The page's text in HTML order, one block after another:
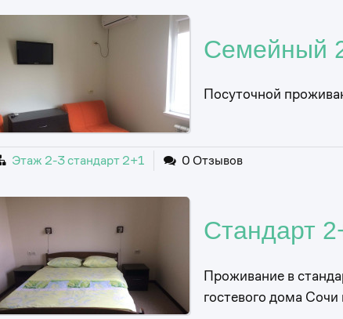
Семейный
Посуточной
Этаж 2-3 стандарт 2+1 0 Отзывов
Стандарт
Проживание в
гостевого дома Сочи